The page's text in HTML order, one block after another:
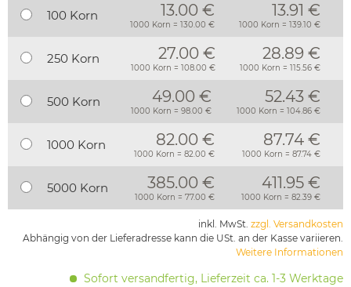
100 Korn 13.00 €
1000 Korn = 130.00 €
13.91 €
1000 Korn = 139.10 €
250 Korn 27.00 €
1000 Korn = 108.00 €
28.89 €
1000 Korn = 115.56 €
500 Korn 49.00 €
1000 Korn = 98.00 €
52.43 €
1000 Korn = 104.86 €
1000 Korn 82.00 €
1000 Korn = 82.00 €
87.74 €
1000 Korn = 87.74 €
5000 Korn 385.00 €
1000 Korn = 77.00 €
411.95 €
1000 Korn = 82.39 €
inkl. MwSt. zzgl. Versandkosten
Abhängig von der Lieferadresse kann die USt. an der Kasse variieren.
Weitere Informationen
Sofort versandfertig, Lieferzeit ca. 1-3 Werktage